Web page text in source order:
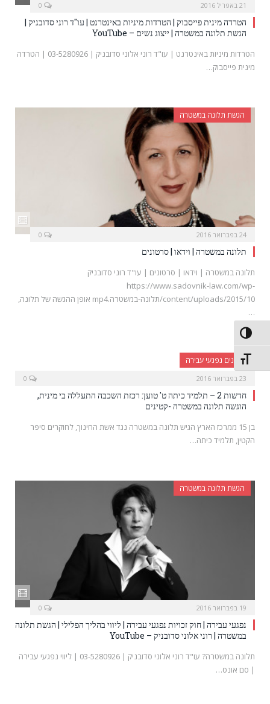
הפעל/כבה ניגודיות גבוהה
מתג גודל גופן
21 באפריל 2016
הטרדה מינית פייסבוק | הטרדות מיניות באינטרנט | עו"ד רוני סדובניק |
הגשת תלונה במשטרה | ייצוג נשים – YouTube
הטרדות מיניות באינטרנט | עו"ד רוני אלוני סדובניק | 03-5280926 | הטרדה
מינית פייסבוק…
הגשת תלונה במשטרה
24 בפברואר 2016
תלונה במשטרה | וידאו | סרטונים
תלונה במשטרה | וידאו | סרטונים | עו"ד רוני סדובניק
https://www.sadovnik-law.com/wp-
content/uploads/2015/10/תלונה-במשטרה.mp4 אופן ההגשה של תלונה,
…
קטינים נפגעי עבירה
23 בפברואר 2016
חדשות 2 – תלמיד כיתה ט' טוען: רכזת השכבה התעללה בי מינית,
הוגשה תלונה במשטרה -קטינים
בן 15 ממרכז הארץ הגיש תלונה במשטרה נגד אשת החינוך, לחוקרים סיפר
הקטין, תלמיד כיתה…
הגשת תלונה במשטרה
19 בפברואר 2016
נפגעי עבירה | חוק זכויות נפגעי עבירה | ליווי בהליך הפלילי | הגשת תלונה
במשטרה | רוני אלוני סדובניק – YouTube
תלונה במשטרה? עו"ד רוני אלוני סדובניק | 03-5280926 | ליווי נפגעי עבירה
| סם אונס…